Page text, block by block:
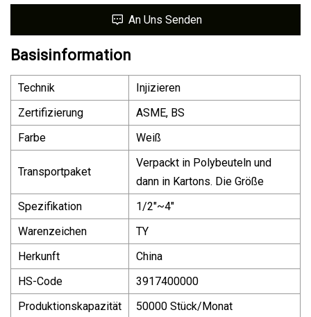
An Uns Senden
Basisinformation
Technik
Injizieren
Zertifizierung
ASME, BS
Farbe
Weiß
Transportpaket
Verpackt in Polybeuteln und
dann in Kartons. Die Größe
Spezifikation
1/2"~4"
Warenzeichen
TY
Herkunft
China
HS-Code
3917400000
Produktionskapazität
50000 Stück/Monat